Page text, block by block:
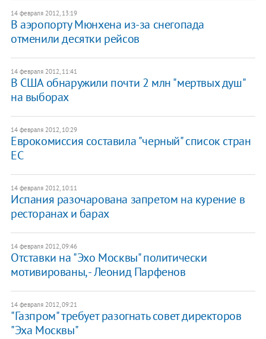
14 февраля 2012, 13:19
В аэропорту Мюнхена из-за снегопада
отменили десятки рейсов
14 февраля 2012, 11:41
В США обнаружили почти 2 млн "мертвых душ"
на выборах
14 февраля 2012, 10:29
​Еврокомиссия составила "черный" список стран
ЕС
14 февраля 2012, 10:11
Испания разочарована запретом на курение в
ресторанах и барах
14 февраля 2012, 09:46
​Отставки на "Эхо Москвы" политически
мотивированы, - Леонид Парфенов
14 февраля 2012, 09:21
​"Газпром" требует разогнать совет директоров
"Эха Москвы"